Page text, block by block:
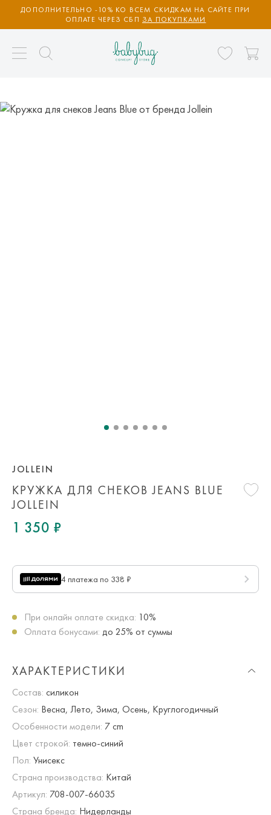
ДОПОЛНИТЕЛЬНО -10% КО ВСЕМ СКИДКАМ НА САЙТЕ ПРИ
ОПЛАТЕ ЧЕРЕЗ СБП ЗА ПОКУПКАМИ
КРУЖКА ДЛЯ СНЕКОВ JEANS BLUE
JOLLEIN
JOLLEIN
1 350 ₽
4 платежа по 338 ₽
При онлайн оплате скидка: 10%
Оплата бонусами: до 25% от суммы
ХАРАКТЕРИСТИКИ
Состав: силикон
Сезон: Весна, Лето, Зима, Осень, Круглогодичный
Особенности модели: 7 cm
Цвет строкой: темно-синий
Пол: Унисекс
Страна производства: Китай
Артикул: 708-007-66035
Страна бренда: Нидерланды